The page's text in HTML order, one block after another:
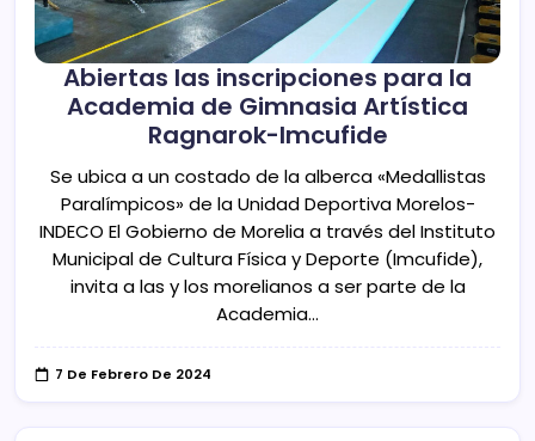
Abiertas las inscripciones para la
Academia de Gimnasia Artística
Ragnarok-Imcufide
Se ubica a un costado de la alberca «Medallistas
Paralímpicos» de la Unidad Deportiva Morelos-
INDECO El Gobierno de Morelia a través del Instituto
Municipal de Cultura Física y Deporte (Imcufide),
invita a las y los morelianos a ser parte de la
Academia…
7 De Febrero De 2024